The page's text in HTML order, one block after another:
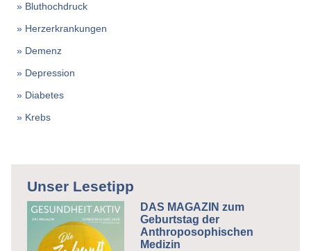
Bluthochdruck
Herzerkrankungen
Demenz
Depression
Diabetes
Krebs
Unser Lesetipp
DAS MAGAZIN zum
Geburtstag der
Anthroposophischen
Medizin